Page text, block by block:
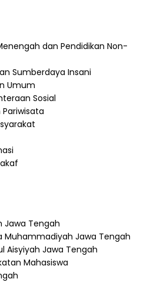
dan Pendidikan Non-
Sumberdaya Insani
Umum
Sosial
Pariwisata
Jawa Tengah
Muhammadiyah Jawa Tengah
Aisyiyah Jawa Tengah
Mahasiswa